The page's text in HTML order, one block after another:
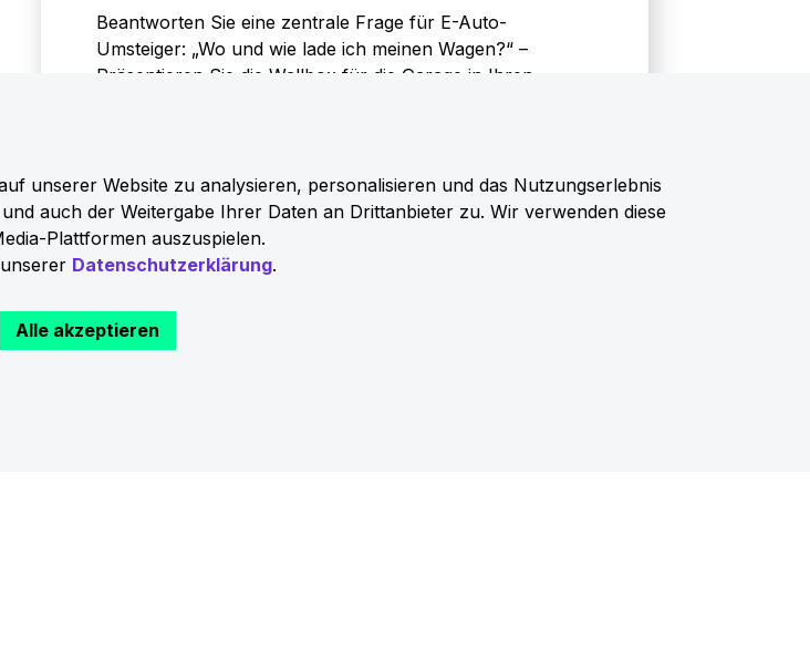
Beantworten Sie eine zentrale Frage für E-Auto-
Umsteiger: „Wo und wie lade ich meinen Wagen?“ –
Präsentieren Sie die Wallbox für die Garage in Ihren
Händler-Webshop
unserer Website zu analysieren, personalisieren und das Nutzungserlebnis
auch der Weitergabe Ihrer Daten an Drittanbieter zu. Wir verwenden diese
Plattformen auszuspielen.
Datenschutzerklärung.
Alle akzeptieren